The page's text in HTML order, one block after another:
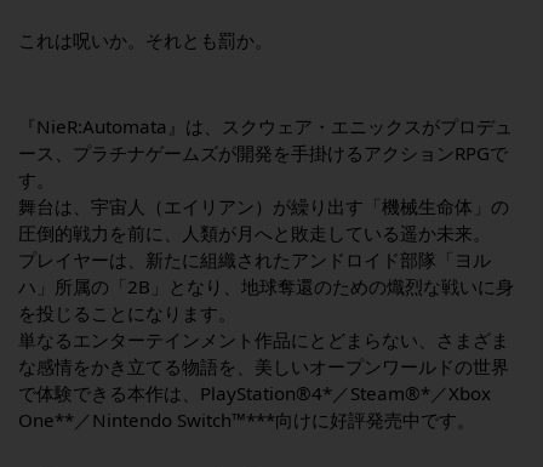
これは呪いか。それとも罰か。
『NieR:Automata』は、スクウェア・エニックスがプロデュ
ース、プラチナゲームズが開発を手掛けるアクションRPGで
す。
舞台は、宇宙人（エイリアン）が繰り出す「機械生命体」の
圧倒的戦力を前に、人類が月へと敗走している遥か未来。
プレイヤーは、新たに組織されたアンドロイド部隊「ヨル
ハ」所属の「2B」となり、地球奪還のための熾烈な戦いに身
を投じることになります。
単なるエンターテインメント作品にとどまらない、さまざま
な感情をかき立てる物語を、美しいオープンワールドの世界
で体験できる本作は、PlayStation®4*／Steam®*／Xbox
One**／Nintendo Switch™***向けに好評発売中です。